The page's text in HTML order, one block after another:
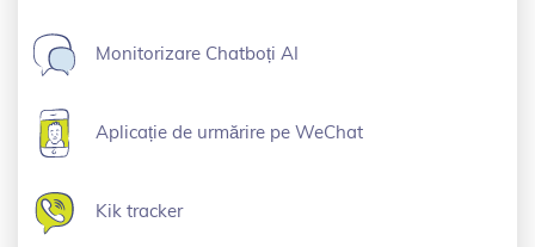
Monitorizare Chatboți AI
Aplicație de urmărire pe WeChat
Kik tracker